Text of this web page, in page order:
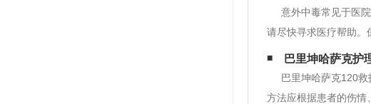
地，驶向疫情防控一
意外中毒常见于医
请尽快寻求医疗帮助。
有人用液体（吐根糖
额外伤害。窒息抢救
巴里坤哈萨克护
巴里坤哈萨克120
方法应根据患者的伤情